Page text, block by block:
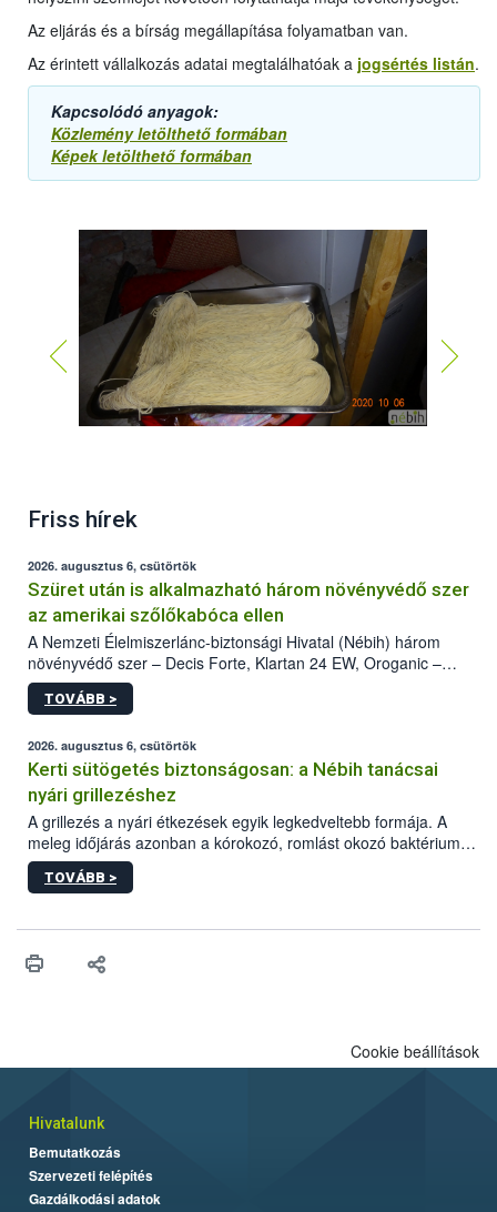
Az eljárás és a bírság megállapítása folyamatban van.
Az érintett vállalkozás adatai megtalálhatóak a jogsértés listán.
Kapcsolódó anyagok:
Közlemény letölthető formában
Képek letölthető formában
Friss hírek
2026. augusztus 6, csütörtök
Szüret után is alkalmazható három növényvédő szer
az amerikai szőlőkabóca ellen
A Nemzeti Élelmiszerlánc-biztonsági Hivatal (Nébih) három
növényvédő szer – Decis Forte, Klartan 24 EW, Oroganic –
engedélyokiratát módosította, így azok a szüretet követően,
egészen a vesszőérettség (BBCH 91) stádiumáig
érésű szőlőkben is legyen lehetőség a károsító elleni további
védekezésre. Az Oroganic készítmény kis kiszerelésben kiskerti
felhasználók számára is elérhető és ökológiai termesztésben is
engedélyezett.
TOVÁBB >
2026. augusztus 6, csütörtök
Kerti sütögetés biztonságosan: a Nébih tanácsai
nyári grillezéshez
A grillezés a nyári étkezések egyik legkedveltebb formája. A
meleg időjárás azonban a kórokozó, romlást okozó baktériumok
gyorsabb szaporodásának is kedvez. A szabadtéri sütögetés
ezért nem csupán a megfelelő sütési technikáról szól: legalább
higiéniai szabályok betartása, a megfelelő hőkezelés, valamint a
biztonsági Hivatal (Nébih) Oktatási Programja összegyűjtötte a
TOVÁBB >
Cookie beállítások
Hivatalunk
Bemutatkozás
Szervezeti felépítés
Gazdálkodási adatok